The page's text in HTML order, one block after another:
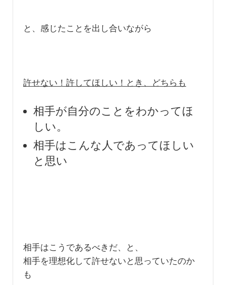
と、感じたことを出し合いながら
許せない！許してほしい！とき、どちらも
相手が自分のことをわかってほ
しい。
相手はこんな人であってほしい
と思い
相手はこうであるべきだ、と、
相手を理想化して許せないと思っていたのか
も